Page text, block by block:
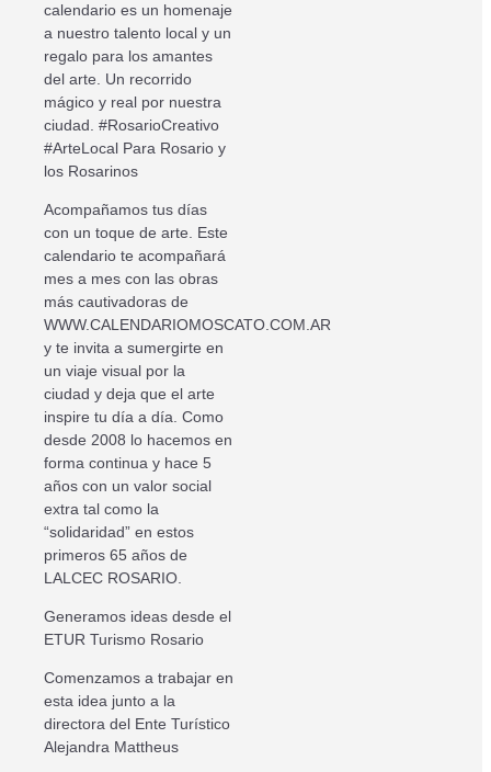
calendario es un homenaje
a nuestro talento local y un
regalo para los amantes
del arte. Un recorrido
mágico y real por nuestra
ciudad. #RosarioCreativo
#ArteLocal Para Rosario y
los Rosarinos
Acompañamos tus días
con un toque de arte. Este
calendario te acompañará
mes a mes con las obras
más cautivadoras de
WWW.CALENDARIOMOSCATO.COM.AR
y te invita a sumergirte en
un viaje visual por la
ciudad y deja que el arte
inspire tu día a día. Como
desde 2008 lo hacemos en
forma continua y hace 5
años con un valor social
extra tal como la
“solidaridad” en estos
primeros 65 años de
LALCEC ROSARIO.
Generamos ideas desde el
ETUR Turismo Rosario
Comenzamos a trabajar en
esta idea junto a la
directora del Ente Turístico
Alejandra Mattheus